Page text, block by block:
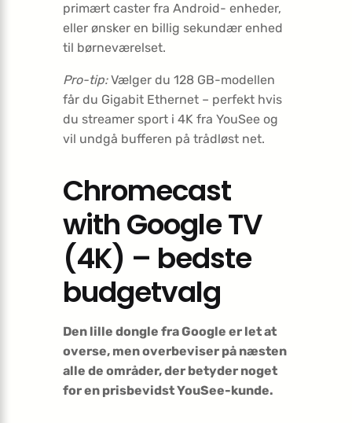
primært caster fra Android- enheder,
eller ønsker en billig sekundær enhed
til børneværelset.
Pro-tip:Vælger du 128 GB-modellen
får du Gigabit Ethernet – perfekt hvis
du streamer sport i 4K fra YouSee og
vil undgå bufferen på trådløst net.
Chromecast
with Google TV
(4K) – bedste
budgetvalg
Den lille dongle fra Google er let at
overse, men overbeviser på næsten
alle de områder, der betyder noget
for en prisbevidst YouSee-kunde.